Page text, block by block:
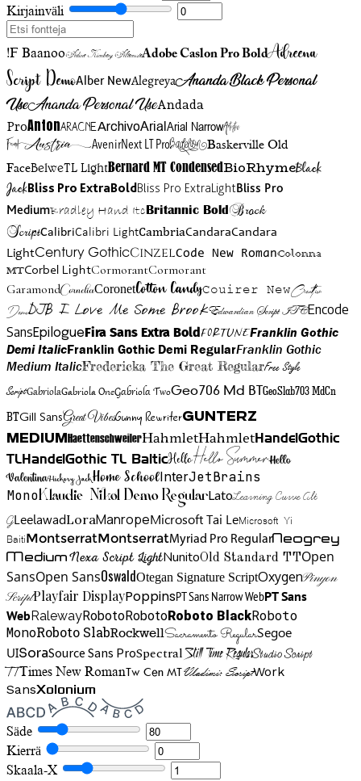
Kirjainväli
!F BaanooAdine Kirnberg AlternateAdobe Caslon Pro BoldAdreena
Script DemoAlber NewAlegreyaAnanda Black Personal
UseAnanda Personal UseAndada
ProAntonAracneArchivoArialArial NarrowArtistic
FriendAustriaAvenirNext LT ProBadelionBaskerville Old
FaceBelweTL LightBernard MT CondensedBioRhymeBlack
JackBliss Pro ExtraBoldBliss Pro ExtraLightBliss Pro
MediumBradley Hand Itc Britannic Bold Brock
ScriptCalibriCalibri LightCambriaCandaraCandara
LightCentury GothicCinzelCode New RomanColonna
MTCorbel LightCormorantCormorant
GaramondCorneliaCoronetCotton CandyCouirer NewCreattion
DemoDJB I Love Me Some BrookEdwardian Script ITCEncode
SansEpilogueFira Sans Extra BoldFortuneFranklin Gothic
Demi ItalicFranklin Gothic Demi RegularFranklin Gothic
Medium ItalicFredericka The Great RegularFree Style
ScriptGabriolaGabriola OneGabriola TwoGeo706 Md BTGeoSlab703 MdCn
BTGill SansGreat VibesGunny RewriterGunterz
Medium HaettenschweilerHahmletHahmletHandelGothic
TLHandelGothic TL BalticHelloHello SummerHello
ValentinaHickory JackHome SchoolInterJetBrains
MonoKlaudie Nikol Demo RegularLatoLearning Curve Alt
GLeelawadLoraManropeMicrosoft Tai LeMicrosoft Yi
BaitiMontserratMontserratMyriad Pro RegularNeogrey
MediumNexa Script LightNunitoOld Standard TTOpen
SansOpen SansOswaldOtegan Signature ScriptOxygenPinyon
ScriptPlayfair DisplayPoppinsPT Sans Narrow WebPT Sans
WebRalewayRobotoRobotoRoboto BlackRoboto
MonoRoboto SlabRockwellSacramento RegularSegoe
UISoraSource Sans ProSpectralStill Time RegularStudio Script
TTTimes New RomanTw Cen MTVladimir ScriptWork
SansXolonium
Säde
Kierrä
Skaala-X